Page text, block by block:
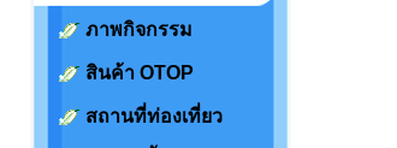
ภาพกิจกรรม
สินค้า OTOP
สถานที่ท่องเที่ยว